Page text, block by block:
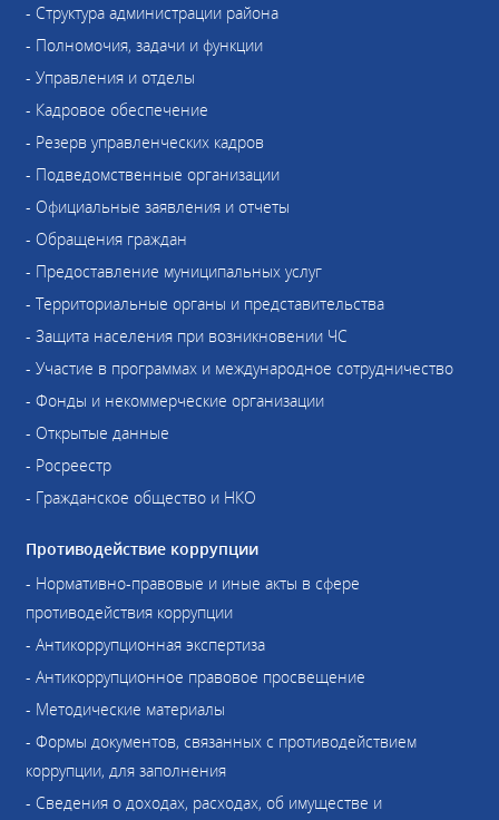
- Структура администрации района
- Полномочия, задачи и функции
- Управления и отделы
- Кадровое обеспечение
- Резерв управленческих кадров
- Подведомственные организации
- Официальные заявления и отчеты
- Обращения граждан
- Предоставление муниципальных услуг
- Территориальные органы и представительства
- Защита населения при возникновении ЧС
- Участие в программах и международное сотрудничество
- Фонды и некоммерческие организации
- Открытые данные
- Росреестр
- Гражданское общество и НКО
Противодействие коррупции
- Нормативно-правовые и иные акты в сфере
противодействия коррупции
- Антикоррупционная экспертиза
- Антикоррупционное правовое просвещение
- Методические материалы
- Формы документов, связанных с противодействием
коррупции, для заполнения
- Сведения о доходах, расходах, об имуществе и